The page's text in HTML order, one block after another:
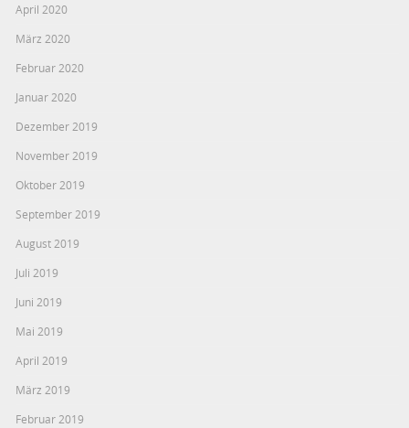
April 2020
März 2020
Februar 2020
Januar 2020
Dezember 2019
November 2019
Oktober 2019
September 2019
August 2019
Juli 2019
Juni 2019
Mai 2019
April 2019
März 2019
Februar 2019